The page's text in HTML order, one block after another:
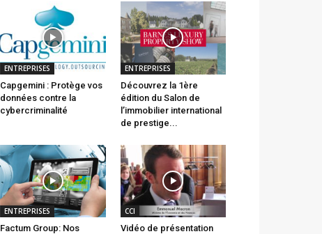
ENTREPRISES
Capgemini : Protège vos
données contre la
cybercriminalité
ENTREPRISES
Découvrez la 1ère
édition du Salon de
l’immobilier international
de prestige...
ENTREPRISES
Factum Group: Nos
CCI
Vidéo de présentation